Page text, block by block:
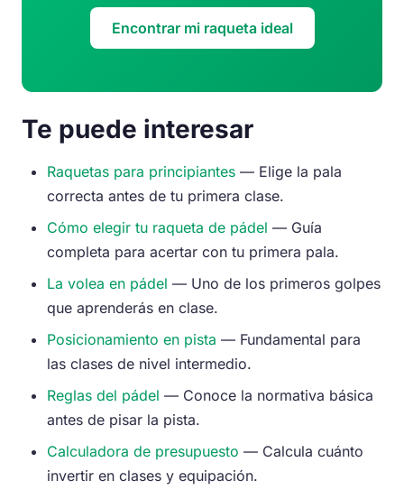
Encontrar mi raqueta ideal
Te puede interesar
Raquetas para principiantes — Elige la pala
correcta antes de tu primera clase.
Cómo elegir tu raqueta de pádel — Guía
completa para acertar con tu primera pala.
La volea en pádel — Uno de los primeros golpes
que aprenderás en clase.
Posicionamiento en pista — Fundamental para
las clases de nivel intermedio.
Reglas del pádel — Conoce la normativa básica
antes de pisar la pista.
Calculadora de presupuesto — Calcula cuánto
invertir en clases y equipación.